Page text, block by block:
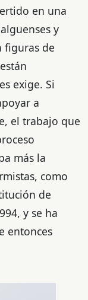
en una
y
figuras de
exige. Si
a
el trabajo que
más la
como
de
y se ha
entonces